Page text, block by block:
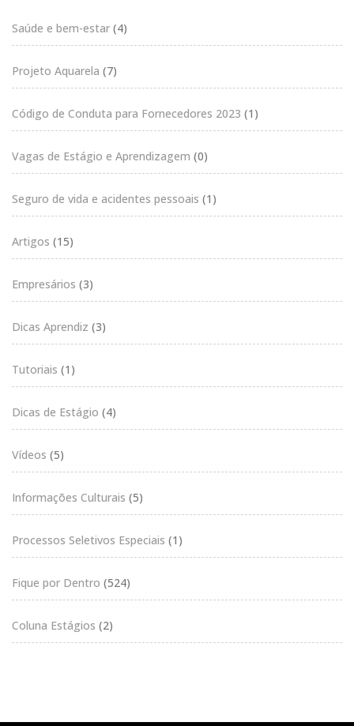
Saúde e bem-estar (4)
Projeto Aquarela (7)
Código de Conduta para Fornecedores 2023 (1)
Vagas de Estágio e Aprendizagem (0)
Seguro de vida e acidentes pessoais (1)
Artigos (15)
Empresários (3)
Dicas Aprendiz (3)
Tutoriais (1)
Dicas de Estágio (4)
Vídeos (5)
Informações Culturais (5)
Processos Seletivos Especiais (1)
Fique por Dentro (524)
Coluna Estágios (2)